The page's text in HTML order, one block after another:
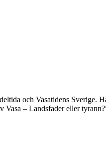
och Vasatidens
– Landsfader eller